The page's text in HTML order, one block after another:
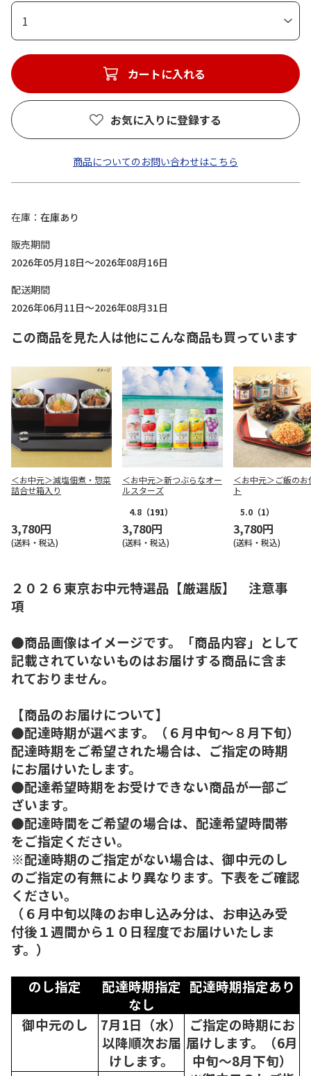
1
カートに入れる
お気に入りに登録する
商品についてのお問い合わせはこちら
在庫
在庫あり
販売期間
2026年05月18日～2026年08月16日
配送期間
2026年06月11日～2026年08月31日
この商品を見た人は他にこんな商品も買っています
＜お中元＞減塩佃煮・惣菜
詰合せ箱入り
3,780円
(送料・税込)
＜お中元＞新つぶらなオー
ルスターズ
4.8 （191）
3,780円
(送料・税込)
＜お中元＞ご飯のお
ト
5.0 （1）
3,780円
(送料・税込)
２０２６東京お中元特選品【厳選版】 注意事
項
●商品画像はイメージです。「商品内容」として
記載されていないものはお届けする商品に含ま
れておりません。
【商品のお届けについて】
●配達時期が選べます。（６月中旬～８月下旬）
配達時期をご希望された場合は、ご指定の時期
にお届けいたします。
●配達希望時期をお受けできない商品が一部ご
ざいます。
●配達時間をご希望の場合は、配達希望時間帯
をご指定ください。
※配達時期のご指定がない場合は、御中元のし
のご指定の有無により異なります。下表をご確認
ください。
（６月中旬以降のお申し込み分は、お申込み受
付後１週間から１０日程度でお届けいたしま
す。）
のし指定
配達時期指定
なし
配達時期指定あり
御中元のし
7月1日（水）
以降順次お届
けします。
ご指定の時期にお
届けします。（6月
中旬～8月下旬）